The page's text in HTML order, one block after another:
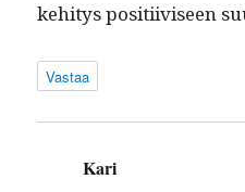
kehi­tys posi­ti­iviseen
Vastaa
Kari